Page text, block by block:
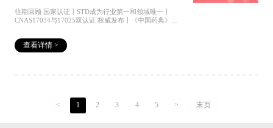
往期回顾 国家认证丨STD成为行业第一和领域唯一丨
CNAS17034与17025双认证 权威发布丨《中国药典》
（深圳）捐赠协议签署仪式成功举行 获批丨中央引导地方
科技发展项目丨中国标准药物·STD华中研发中心 全国标
准样品技术委员会秘书长徐大军一行应邀调研中国标准药
查看详情 >
< 1 2 3 4 5 > 末页